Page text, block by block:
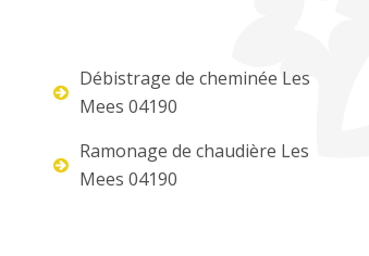
Débistrage de cheminée Les
Mees 04190
Ramonage de chaudière Les
Mees 04190